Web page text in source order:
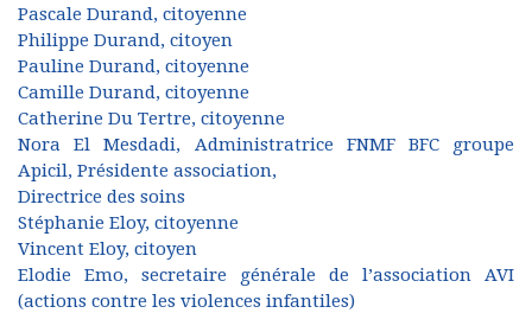
Pascale Durand, citoyenne
Philippe Durand, citoyen
Pauline Durand, citoyenne
Camille Durand, citoyenne
Catherine Du Tertre, citoyenne
Nora El Mesdadi, Administratrice FNMF BFC groupe
Apicil, Présidente association,
Directrice des soins
Stéphanie Eloy, citoyenne
Vincent Eloy, citoyen
Elodie Emo, secretaire générale de l’association AVI
(actions contre les violences infantiles)